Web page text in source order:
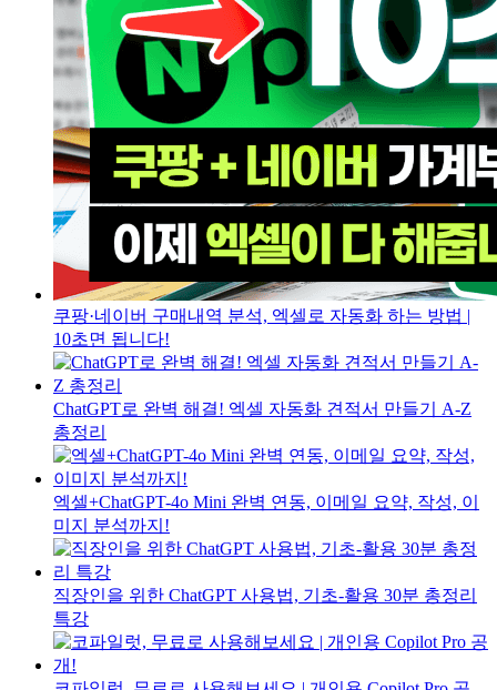
쿠팡·네이버 구매내역 분석, 엑셀로 자동화 하는 방법 |
10초면 됩니다!
ChatGPT로 완벽 해결! 엑셀 자동화 견적서 만들기 A-Z
총정리
엑셀+ChatGPT-4o Mini 완벽 연동, 이메일 요약, 작성, 이
미지 분석까지!
직장인을 위한 ChatGPT 사용법, 기초-활용 30분 총정리
특강